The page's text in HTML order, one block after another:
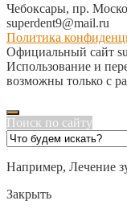
Чебоксары, пр.
superdent9@mail.ru
Политика
Официальный сайт
Использование и
возможны только с
Поиск по сайту
Например, Лечение
Закрыть